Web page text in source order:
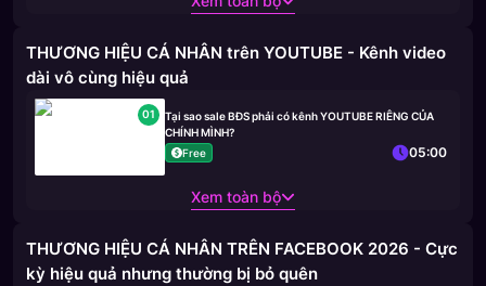
THƯƠNG HIỆU CÁ NHÂN trên YOUTUBE - Kênh video
dài vô cùng hiệu quả
01
Tại sao sale BĐS phải có kênh YOUTUBE RIÊNG CỦA
CHÍNH MÌNH?
Free
05:00
Xem toàn bộ
THƯƠNG HIỆU CÁ NHÂN TRÊN FACEBOOK 2026 - Cực
kỳ hiệu quả nhưng thường bị bỏ quên